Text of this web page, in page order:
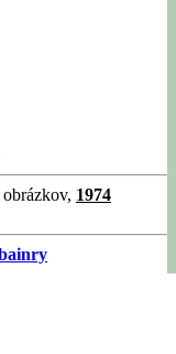
obrázkov, 1974